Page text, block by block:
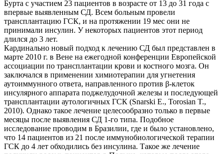
Бурта с участием 23 пациентов в возрасте от 13 до 31 года с
впервые выявленным СД. Всем больным провели
трансплантацию ГСК, и на протяжении 19 мес они не
принимали инсулин. У некоторых пациентов этот период
длился до 3 лет.
Кардинально новый подход к лечению СД был представлен в
марте 2010 г. в Вене на ежегодной конференции Европейской
ассоциации по трансплантации крови и костного мозга. Он
заключался в применении химиотерапии для угнетения
аутоиммунного ответа, направленного против β-клеток
инсулярного аппарата поджелудочной железы и последующей
трансплантации аутологичных ГСК (Snarski E., Torosian T.,
2010). Однако такое лечение целесообразно только в первые
месяцы после выявления СД 1-го типа. Подобное
исследование проводим в Бразилии, где и было установлено,
что 14 пациентов из 21 после иммунобиологической терапии
ГСК до 4 лет обходились без инсулина. Такое же лечение